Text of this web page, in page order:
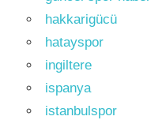
hakkarigücü
hatayspor
ingiltere
ispanya
istanbulspor